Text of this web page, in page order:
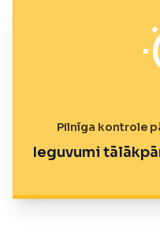
Pilnīga kontrole
Ieguvumi